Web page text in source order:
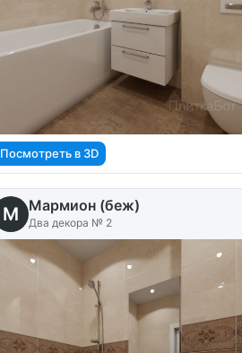
Посмотреть в 3D
M Мармион (беж)
Два декора № 2